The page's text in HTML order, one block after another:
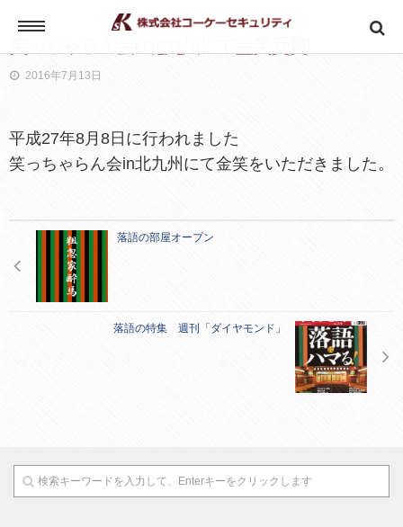
求人案内
警備業HOW TO
2016年7月13日
平成27年8月8日に行われました
笑っちゃらん会in北九州にて金笑をいただきました。
落語の部屋オープン
落語の特集 週刊「ダイヤモンド」